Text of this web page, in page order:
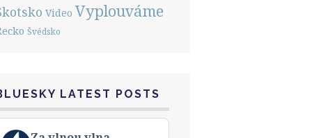
Video Vyplouváme
Švédsko
LATEST POSTS
View